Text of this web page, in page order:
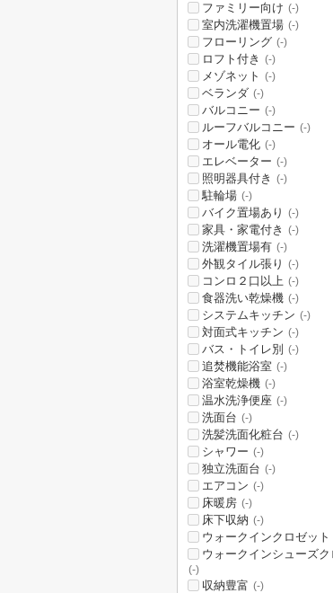
ファミリー向け (-)
室内洗濯機置場 (-)
フローリング (-)
ロフト付き (-)
メゾネット (-)
ベランダ (-)
バルコニー (-)
ルーフバルコニー (-)
オール電化 (-)
エレベーター (-)
照明器具付き (-)
駐輪場 (-)
バイク置場あり (-)
家具・家電付き (-)
洗濯機置場有 (-)
外観タイル張り (-)
コンロ２口以上 (-)
食器洗い乾燥機 (-)
システムキッチン (-)
対面式キッチン (-)
バス・トイレ別 (-)
追焚機能浴室 (-)
浴室乾燥機 (-)
温水洗浄便座 (-)
洗面台 (-)
洗髪洗面化粧台 (-)
シャワー (-)
独立洗面台 (-)
エアコン (-)
床暖房 (-)
床下収納 (-)
ウォークインクロゼット
ウォークインシューズク
(-)
収納豊富 (-)